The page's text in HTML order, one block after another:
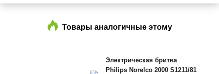
Товары аналогичные этому
Электрическая бритва
Philips Norelco 2000 S1211/81